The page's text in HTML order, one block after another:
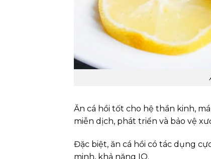
Ăn cá hồi tốt cho hệ thần kinh,
miễn dịch, phát triển và bảo vệ
Đặc biệt, ăn cá hồi có tác dụng
minh, khả năng IQ.